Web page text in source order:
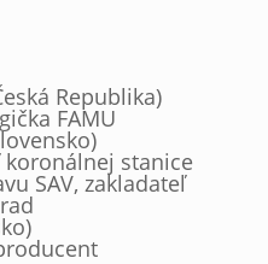
Republika)
FAMU
stanice
SAV, zakladateľ